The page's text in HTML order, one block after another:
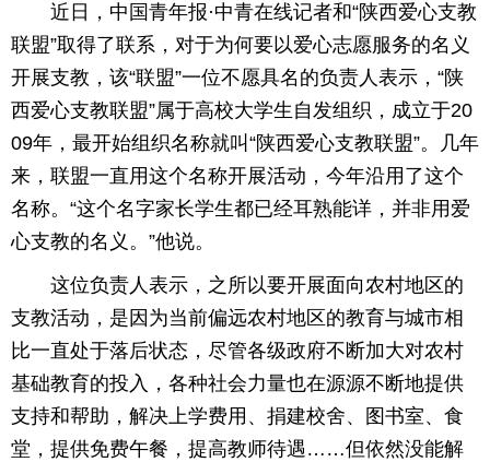
近日，中国青年报·中青在线记者和“陕西爱心支教
联盟”取得了联系，对于为何要以爱心志愿服务的名义
开展支教，该“联盟”一位不愿具名的负责人表示，“陕
西爱心支教联盟”属于高校大学生自发组织，成立于20
09年，最开始组织名称就叫“陕西爱心支教联盟”。几年
来，联盟一直用这个名称开展活动，今年沿用了这个
名称。“这个名字家长学生都已经耳熟能详，并非用爱
心支教的名义。”他说。
这位负责人表示，之所以要开展面向农村地区的
支教活动，是因为当前偏远农村地区的教育与城市相
比一直处于落后状态，尽管各级政府不断加大对农村
基础教育的投入，各种社会力量也在源源不断地提供
支持和帮助，解决上学费用、捐建校舍、图书室、食
堂，提供免费午餐，提高教师待遇……但依然没能解